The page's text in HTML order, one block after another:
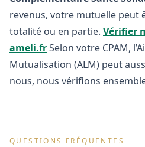
revenus, votre mutuelle peut
totalité ou en partie. Vérifier
ameli.frSelon votre CPAM,
Mutualisation (ALM) peut
nous, nous vérifions
QUESTIONS FRÉQUENTES